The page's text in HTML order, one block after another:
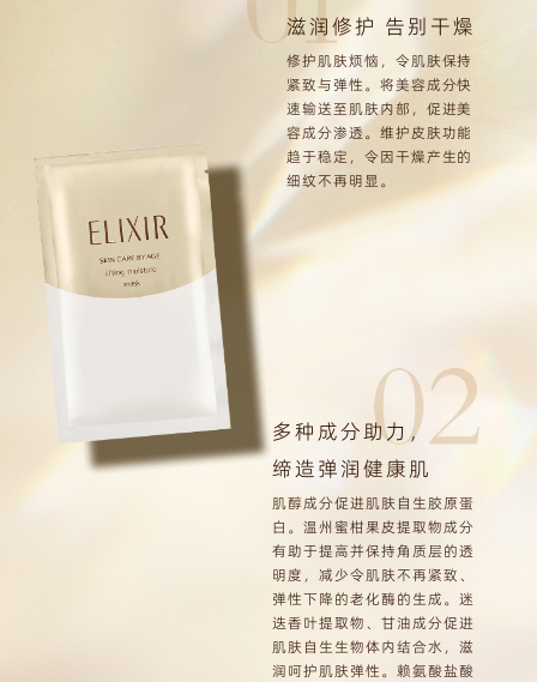
滋润修护 告别干燥
修护肌肤烦恼，令肌肤保持
紧致与弹性。将美容成分快
速输送至肌肤内部，促进美
容成分渗透。维护皮肤功能
趋于稳定，令因干燥产生的
细纹不再明显。
多种成分助力，
缔造弹润健康肌
肌醇成分促进肌肤自生胶原蛋
白。温州蜜柑果皮提取物成分
有助于提高并保持角质层的透
明度，减少令肌肤不再紧致、
弹性下降的老化酶的生成。迷
迭香叶提取物、甘油成分促进
肌肤自生生物体内结合水，滋
润呵护肌肤弹性。赖氨酸盐酸